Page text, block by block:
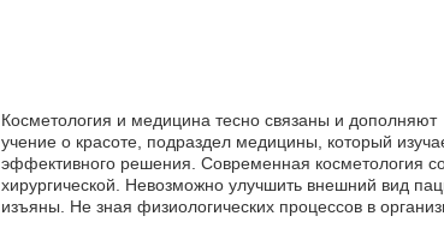
Косметология и медицина тесно связаны и
учение о красоте, подраздел медицины, который
эффективного решения. Современная косметология
хирургической. Невозможно улучшить внешний вид
изъяны. Не зная физиологических процессов в